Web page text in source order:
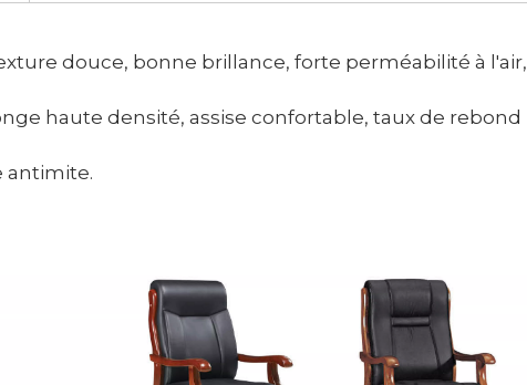
douce, bonne brillance, forte perméabilité à l'air,
haute densité, assise confortable, taux de rebond
antimite.